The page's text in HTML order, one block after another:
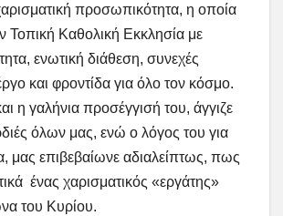
προσωπικότητα, η οποία
Τοπική Καθολική Εκκλησία με
ενωτική διάθεση, συνεχές
και φροντίδα για όλο τον κόσμο.
η γαλήνια προσέγγισή του, άγγιζε
όλων μας, ενώ ο λόγος του για
μας επιβεβαίωνε αδιαλείπτως, πως
ένας χαρισματικός «εργάτης»
του Κυρίου.